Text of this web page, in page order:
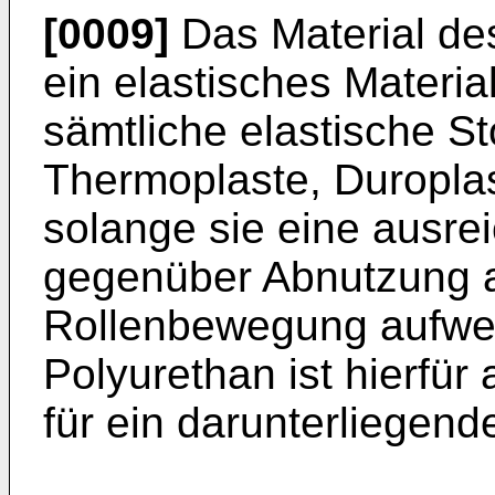
[0009] Das Material
ein elastisches
sämtliche elastische
Thermoplaste,
solange sie eine
gegenüber Abnutzung
Rollenbewegung
Polyurethan ist hierfür
für ein